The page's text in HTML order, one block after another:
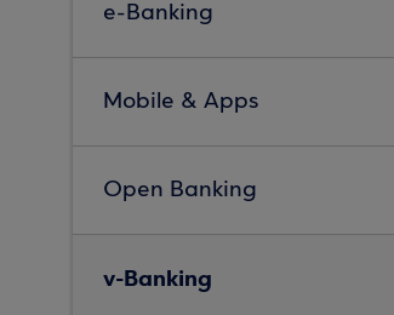
e-Banking
Mobile & Apps
Open Banking
v-Banking